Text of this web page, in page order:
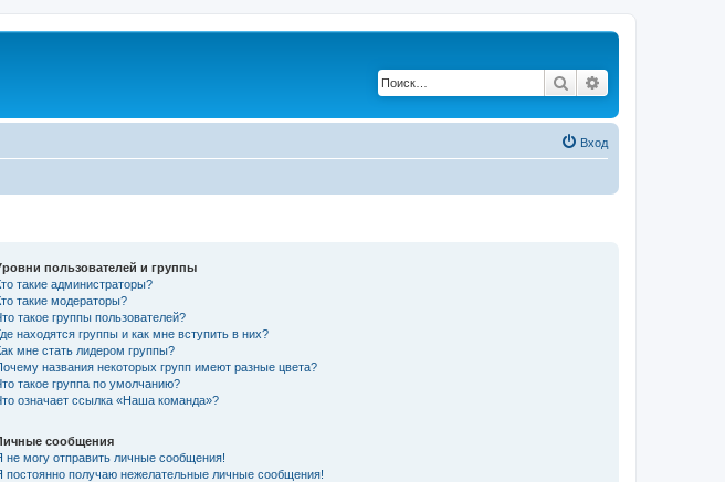
Поиск
Вход
пользователей и группы
такие администраторы?
такие модераторы?
такое группы пользователей?
находятся группы и как мне вступить в них?
мне стать лидером группы?
названия некоторых групп имеют разные цвета?
такое группа по умолчанию?
означает ссылка «Наша команда»?
сообщения
не могу отправить личные сообщения!
постоянно получаю нежелательные личные сообщения!